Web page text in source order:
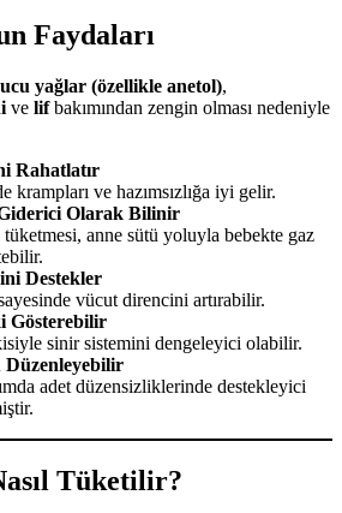
Faydaları
yağlar (özellikle anetol),
ve lifbakımından zengin olması nedeniyle
Rahatlatır
krampları ve hazımsızlığa iyi gelir.
Olarak Bilinir
anne sütü yoluyla bebekte gaz
Destekler
vücut direncini artırabilir.
Gösterebilir
sinir sistemini dengeleyici olabilir.
Düzenleyebilir
adet düzensizliklerinde destekleyici
Tüketilir?